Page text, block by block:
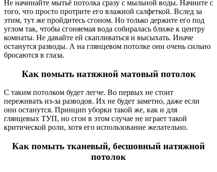
Не начинайте мытьё потолка сразу с мыльной воды. Начните с
того, что просто протрите его влажной салфеткой. Вслед за
этим, тут же пройдитесь сгоном. Но только держите его под
углом так, чтобы сгоняемая вода собиралась ближе к центру
комнаты. Не давайте ей скапливаться и высыхать. Иначе
останутся разводы. А на глянцевом потолке они очень сильно
бросаются в глаза.
Как помыть натяжной матовый потолок
С таким потолком будет легче. Во первых не стоит
переживать из-за разводов. Их не будет заметно, даже если
они останутся. Принцип уборки такой же, как и для
глянцевых ТУП, но сгон в этом случае не играет такой
критической роли, хотя его использование желательно.
Как помыть тканевый, бесшовный натяжной
потолок